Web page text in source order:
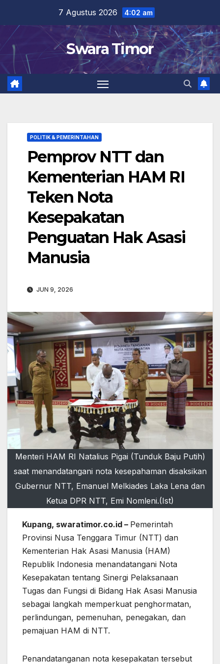
content
7 Agustus 2026 4:02 am
Swara Timor
POLITIK & PEMERINTAHAN
Pemprov NTT dan
Kementerian HAM RI
Teken Nota
Kesepakatan
Penguatan Hak Asasi
Manusia
JUN 9, 2026
Menteri HAM RI Natalius Pigai (Tunduk Baju Putih)
saat menandatangani nota kesepahaman disaksikan
Gubernur NTT, Emanuel Melkiades Laka Lena dan
Ketua DPR NTT, Emi Nomleni.(Ist)
Kupang, swaratimor.co.id – Pemerintah
Provinsi Nusa Tenggara Timur (NTT) dan
Kementerian Hak Asasi Manusia (HAM)
Republik Indonesia menandatangani Nota
Kesepakatan tentang Sinergi Pelaksanaan
Tugas dan Fungsi di Bidang Hak Asasi Manusia
sebagai langkah memperkuat penghormatan,
perlindungan, pemenuhan, penegakan, dan
pemajuan HAM di NTT.
Penandatanganan nota kesepakatan tersebut